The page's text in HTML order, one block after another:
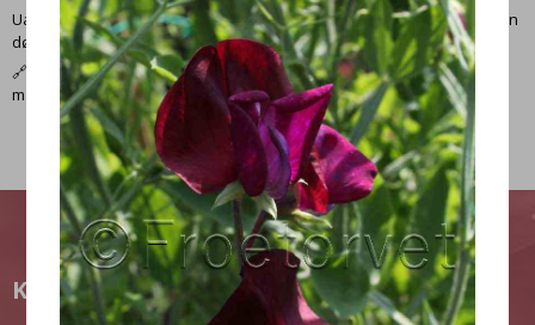
Uanset om det er til hoveddøren, altanen eller terrassen, finder du en
dørmåtte her, der både er dekorativ og funktionel.
🔗 Se hele vores udvalg afHavetilbehør, hvor du også finder
matchende figurer og praktiske udendørsprodukter.
KUNDEKLUB